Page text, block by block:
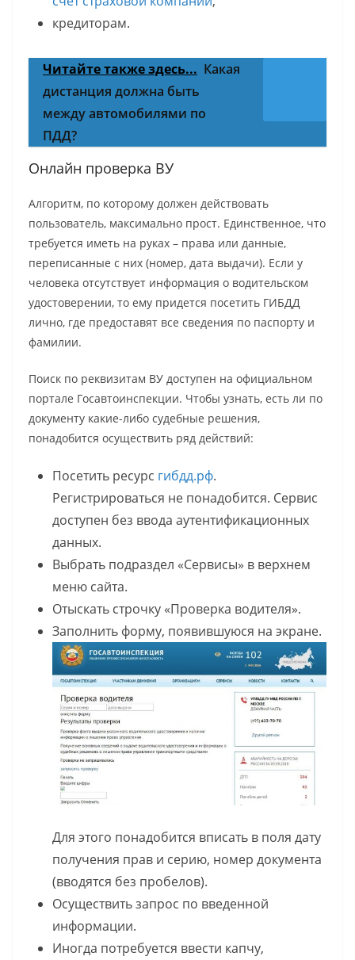
кредиторам.
Читайте также здесь... Какая
дистанция должна быть
между автомобилями по
ПДД?
Онлайн проверка ВУ
Алгоритм, по которому должен действовать
пользователь, максимально прост. Единственное, что
требуется иметь на руках – права или данные,
переписанные с них (номер, дата выдачи). Если у
человека отсутствует информация о водительском
удостоверении, то ему придется посетить ГИБДД
лично, где предоставят все сведения по паспорту и
фамилии.
Поиск по реквизитам ВУ доступен на официальном
портале Госавтоинспекции. Чтобы узнать, есть ли по
документу какие-либо судебные решения,
понадобится осуществить ряд действий:
Посетить ресурс гибдд.рф.
Регистрироваться не понадобится. Сервис
доступен без ввода аутентификационных
данных.
Выбрать подраздел «Сервисы» в верхнем
меню сайта.
Отыскать строчку «Проверка водителя».
Заполнить форму, появившуюся на экране.
Для этого понадобится вписать в поля дату
получения прав и серию, номер документа
(вводятся без пробелов).
Осуществить запрос по введенной
информации.
Иногда потребуется ввести капчу,